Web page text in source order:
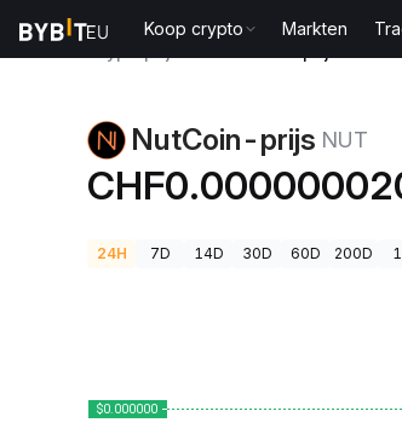
Koop crypto Markten
NutCoin-prijs NUT
24H 7D 14D 30D 60D 200D